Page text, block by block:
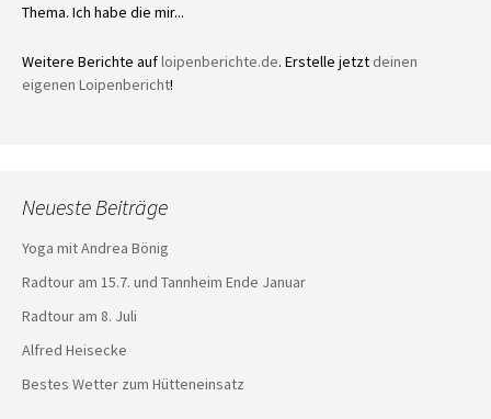
Thema. Ich habe die mir...
Weitere Berichte aufloipenberichte.de. Erstelle jetzt deinen
eigenen Loipenbericht!
Neueste Beiträge
Yoga mit Andrea Bönig
Radtour am 15.7. und Tannheim Ende Januar
Radtour am 8. Juli
Alfred Heisecke
Bestes Wetter zum Hütteneinsatz